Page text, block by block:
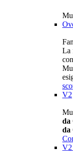
La
V2
da
da
V2